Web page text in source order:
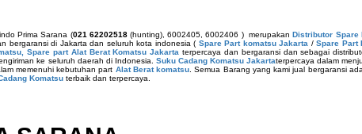
Prima Sarana (021 62202518(hunting), 6002405, 6002406 ) merupakanDistributor Spare
bergaransi di Jakarta dan seluruh kota indonesia ( Spare Part komatsu Jakarta /Spare Part
Spare part Alat Berat Komatsu Jakarta terpercaya dan bergaransi dan sebagai
ke seluruh daerah di Indonesia. Suku Cadang Komatsu Jakartaterpercaya dalam
memenuhi kebutuhan part Alat Berat komatsu . Semua Barang yang kami jual bergaransi
Komatsu terbaik dan terpercaya.